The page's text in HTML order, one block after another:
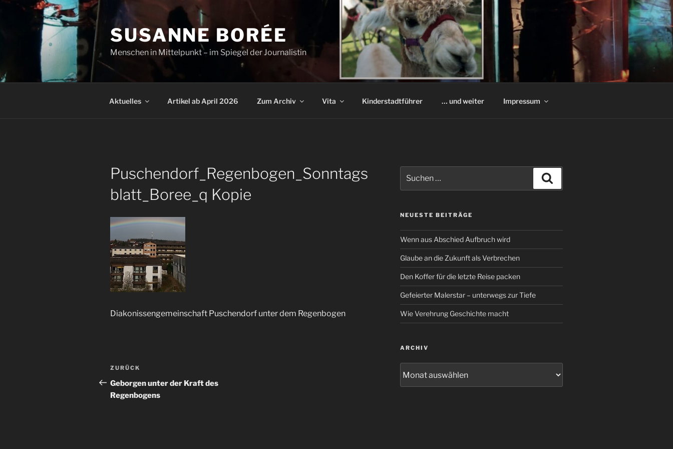
Zum
SUSANNE BORÉE
Menschen in Mittelpunkt – im Spiegel der Journalistin
Aktuelles Artikel ab April 2026 Zum Archiv Vita Kinderstadtführer … und weiter Impressum
Puschendorf_Regenbogen_Sonntags
blatt_Boree_q Kopie
Diakonissengemeinschaft Puschendorf unter dem Regenbogen
Beitragsnavigation
Vorheriger
Beitrag
ZURÜCK
Geborgen unter der Kraft des
Regenbogens
nach:
NEUESTE BEITRÄGE
Wenn aus Abschied Aufbruch wird
Glaube an die Zukunft als Verbrechen
Den Koffer für die letzte Reise packen
Gefeierter Malerstar – unterwegs zur Tiefe
Wie Verehrung Geschichte macht
ARCHIV